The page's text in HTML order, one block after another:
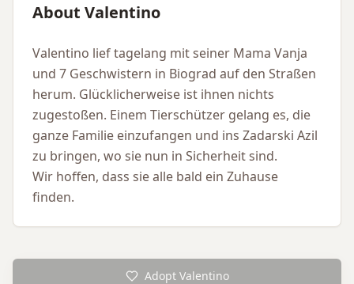
About Valentino
Valentino lief tagelang mit seiner Mama Vanja
und 7 Geschwistern in Biograd auf den Straßen
herum. Glücklicherweise ist ihnen nichts
zugestoßen. Einem Tierschützer gelang es, die
ganze Familie einzufangen und ins Zadarski Azil
zu bringen, wo sie nun in Sicherheit sind.
Wir hoffen, dass sie alle bald ein Zuhause
finden.
Adopt Valentino